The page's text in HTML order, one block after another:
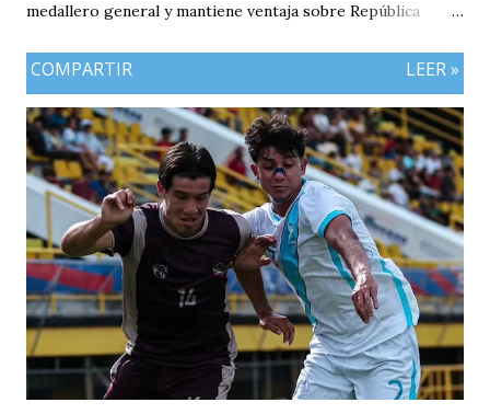
medallero general y mantiene ventaja sobre República
plata, aunque ambos países registran el mismo número de
oros (10).
COMPARTIR LEER »